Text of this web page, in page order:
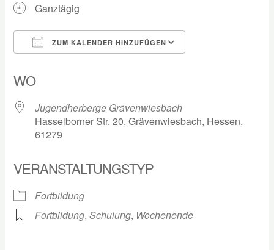
Ganztägig
ZUM KALENDER HINZUFÜGEN
WO
Jugendherberge Grävenwiesbach
Hasselborner Str. 20, Grävenwiesbach, Hessen,
61279
VERANSTALTUNGSTYP
Fortbildung
Fortbildung,Schulung, Wochenende